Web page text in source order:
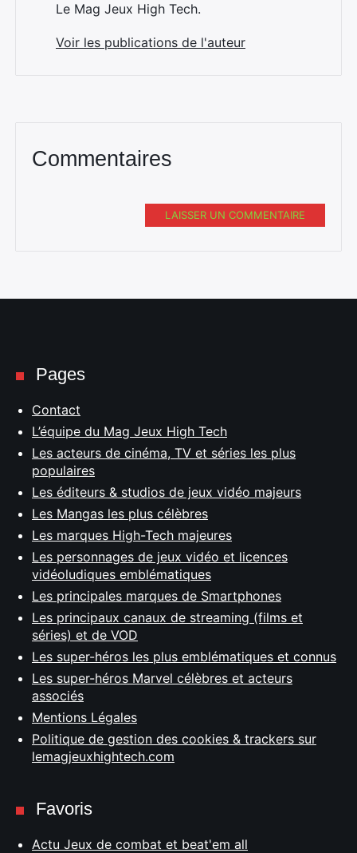
Le Mag Jeux High Tech.
Voir les publications de l'auteur
Commentaires
LAISSER UN COMMENTAIRE
Pages
Contact
L’équipe du Mag Jeux High Tech
Les acteurs de cinéma, TV et séries les plus
populaires
Les éditeurs & studios de jeux vidéo majeurs
Les Mangas les plus célèbres
Les marques High-Tech majeures
Les personnages de jeux vidéo et licences
vidéoludiques emblématiques
Les principales marques de Smartphones
Les principaux canaux de streaming (films et
séries) et de VOD
Les super-héros les plus emblématiques et connus
Les super-héros Marvel célèbres et acteurs
associés
Mentions Légales
Politique de gestion des cookies & trackers sur
lemagjeuxhightech.com
Favoris
Actu Jeux de combat et beat'em all